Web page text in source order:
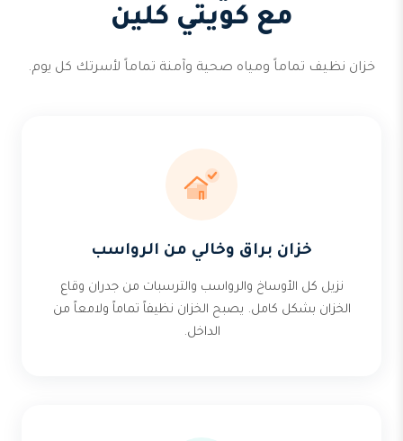
مع كويتي كلين
خزان نظيف تماماً ومياه صحية وآمنة تماماً لأسرتك كل يوم.
خزان براق وخالي من الرواسب
نزيل كل الأوساخ والرواسب والترسبات من جدران وقاع
الخزان بشكل كامل. يصبح الخزان نظيفاً تماماً ولامعاً من
الداخل.